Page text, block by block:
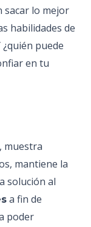
sacar lo mejor
habilidades de
¿quién puede
en tu
muestra
mantiene la
solución al
a fin de
poder